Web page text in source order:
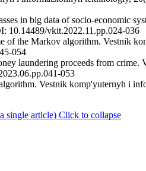
in big data of socio-economic
10.14489/vkit.2022.11.pp.024-036
the Markov algorithm. Vestnik
054
laundering proceeds from crime.
053
Vestnik komp'yuternyh i
single article) Click to collapse